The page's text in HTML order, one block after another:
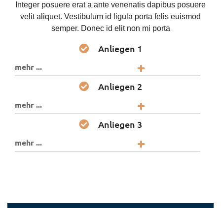
Integer posuere erat a ante venenatis dapibus posuere
velit aliquet. Vestibulum id ligula porta felis euismod
semper. Donec id elit non mi porta
Anliegen 1
mehr ...
Anliegen 2
mehr ...
Anliegen 3
mehr ...